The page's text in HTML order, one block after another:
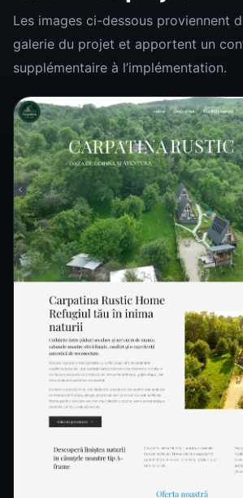
Les images ci-dessous proviennent
galerie du projet et apportent un
supplémentaire à l’implémentation.